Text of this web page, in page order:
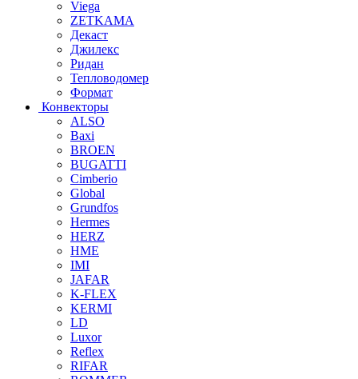
Viega
ZETKAMA
Декаст
Джилекс
Ридан
Тепловодомер
Формат
Конвекторы
ALSO
Baxi
BROEN
BUGATTI
Cimberio
Global
Grundfos
Hermes
HERZ
HME
IMI
JAFAR
K-FLEX
KERMI
LD
Luxor
Reflex
RIFAR